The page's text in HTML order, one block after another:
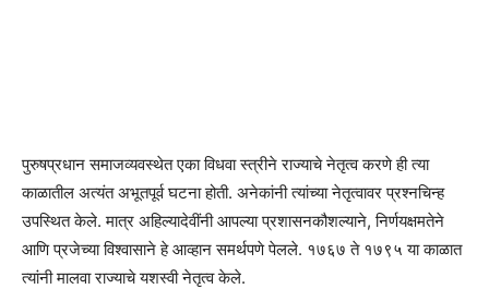
पुरुषप्रधान समाजव्यवस्थेत एका विधवा स्त्रीने राज्याचे नेतृत्व करणे ही त्या
काळातील अत्यंत अभूतपूर्व घटना होती. अनेकांनी त्यांच्या नेतृत्वावर प्रश्नचिन्ह
उपस्थित केले. मात्र अहिल्यादेवींनी आपल्या प्रशासनकौशल्याने, निर्णयक्षमतेने
आणि प्रजेच्या विश्वासाने हे आव्हान समर्थपणे पेलले. १७६७ ते १७९५ या काळात
त्यांनी मालवा राज्याचे यशस्वी नेतृत्व केले.